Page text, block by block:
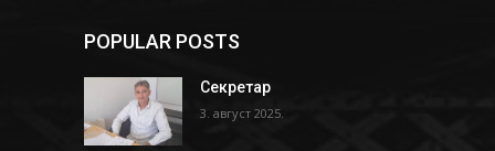
POPULAR POSTS
Секретар
3. август 2025.